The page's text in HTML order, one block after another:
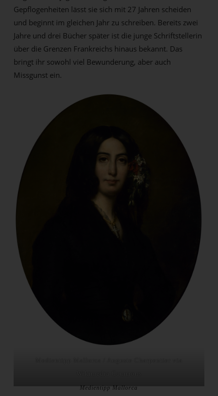
Gepflogenheiten lässt sie sich mit 27 Jahren scheiden
und beginnt im gleichen Jahr zu schreiben. Bereits zwei
Jahre und drei Bücher später ist die junge Schriftstellerin
über die Grenzen Frankreichs hinaus bekannt. Das
bringt ihr sowohl viel Bewunderung, aber auch
Missgunst ein.
Medientipp Mallorca